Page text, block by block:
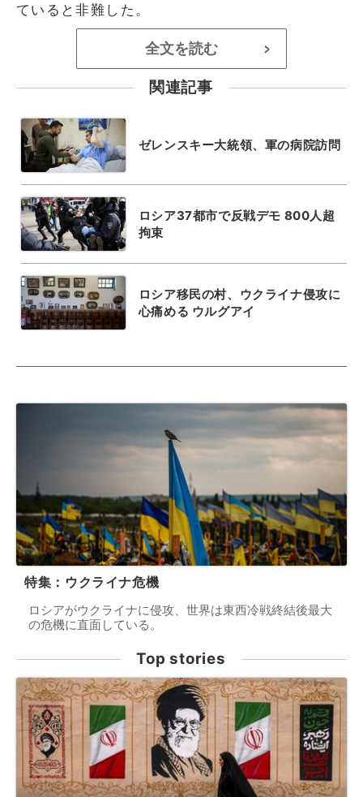
ていると非難した。
全文を読む >
関連記事
ゼレンスキー大統領、軍の病院訪問
ロシア37都市で反戦デモ 800人超
拘束
ロシア移民の村、ウクライナ侵攻に
心痛める ウルグアイ
特集：ウクライナ危機
ロシアがウクライナに侵攻、世界は東西冷戦終結後最大
の危機に直面している。
Top stories